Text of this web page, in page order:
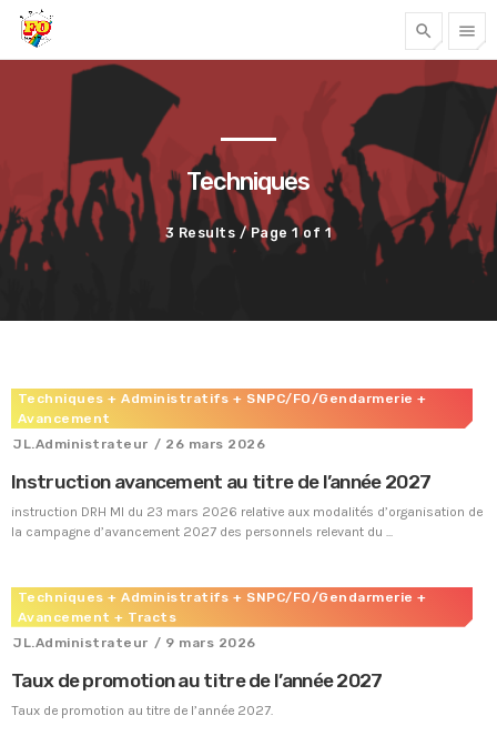
search menu
Tous nos articles
Accéder
Techniques
3 Results / Page 1 of 1
Techniques + Administratifs + SNPC/FO/Gendarmerie +
Avancement
JL.Administrateur / 26 mars 2026
Instruction avancement au titre de l’année 2027
instruction DRH MI du 23 mars 2026 relative aux modalités d’organisation de
la campagne d’avancement 2027 des personnels relevant du ...
Techniques + Administratifs + SNPC/FO/Gendarmerie +
Avancement + Tracts
JL.Administrateur / 9 mars 2026
Taux de promotion au titre de l’année 2027
Taux de promotion au titre de l’année 2027.